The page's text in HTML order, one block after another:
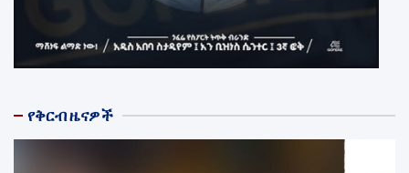
የቅርብ ዜናዎች